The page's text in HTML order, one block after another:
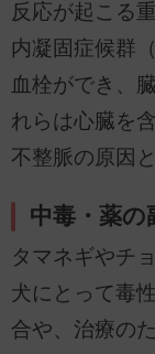
反応が起こる
内凝固症候群
血栓ができ、
れらは心臓を
不整脈の原因
中毒・薬の
タマネギやチ
犬にとって毒
合や、治療の